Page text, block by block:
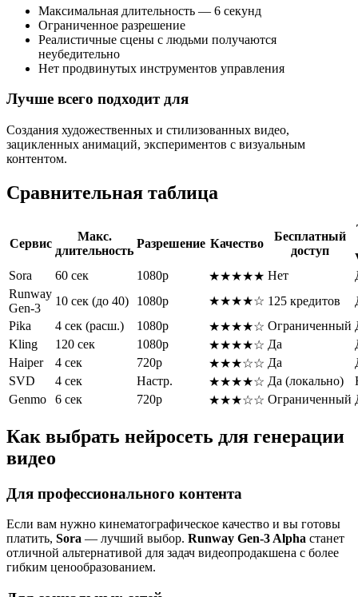
Максимальная длительность — 6 секунд
Ограниченное разрешение
Реалистичные сцены с людьми получаются
неубедительно
Нет продвинутых инструментов управления
Лучше всего подходит для
Создания художественных и стилизованных видео,
зацикленных анимаций, экспериментов с визуальным
контентом.
Сравнительная таблица
Сервис
Макс.
длительность
Разрешение Качество
Бесплатный
доступ
Sora
60 сек 1080p ★★★★★ Нет
Runway
Gen-3
10 сек (до 40) 1080p ★★★★☆ 125 кредитов
Pika
4 сек (расш.) 1080p ★★★★☆ Ограниченный
Kling
120 сек 1080p ★★★★☆ Да
Haiper
4 сек 720p ★★★☆☆ Да
SVD
4 сек Настр. ★★★★☆ Да (локально)
Genmo
6 сек 720p ★★★☆☆ Ограниченный
Как выбрать нейросеть для генерации
видео
Для профессионального контента
Если вам нужно кинематографическое качество и вы готовы
платить, Sora — лучший выбор. Runway Gen-3 Alpha станет
отличной альтернативой для задач видеопродакшена с более
гибким ценообразованием.